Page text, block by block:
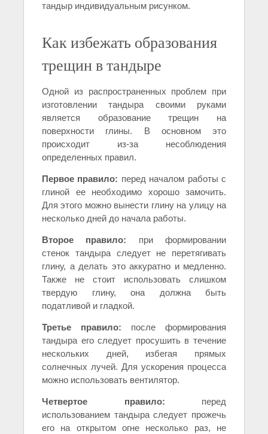
тандыр индивидуальным рисунком.
Как избежать образования
трещин в тандыре
Одной из распространенных проблем при
изготовлении тандыра своими руками
является образование трещин на
поверхности глины. В основном это
происходит из-за несоблюдения
определенных правил.
Первое правило: перед началом работы с
глиной ее необходимо хорошо замочить.
Для этого можно вынести глину на улицу на
несколько дней до начала работы.
Второе правило: при формировании
стенок тандыра следует не перетягивать
глину, а делать это аккуратно и медленно.
Также не стоит использовать слишком
твердую глину, она должна быть
податливой и гладкой.
Третье правило: после формирования
тандыра его следует просушить в течение
нескольких дней, избегая прямых
солнечных лучей. Для ускорения процесса
можно использовать вентилятор.
Четвертое правило: перед
использованием тандыра следует прожечь
его на открытом огне несколько раз, не